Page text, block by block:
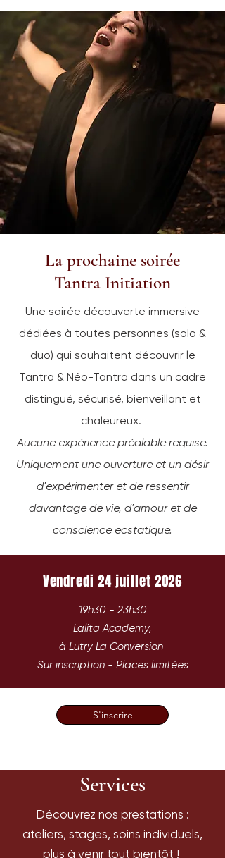
La prochaine soirée
Tantra Initiation
Une soirée découverte immersive
dédiées à toutes personnes (solo &
duo) qui souhaitent découvrir le
Tantra & Néo-Tantra dans un cadre
distingué, sécurisé, bienveillant et
chaleureux.
Aucune expérience préalable requise.
Uniquement une ouverture et un désir
d'expérimenter et de ressentir
davantage de vie, d'amour et de
conscience ecstatique.
Vendredi 24 juillet 2026
19h30 - 23h30
Lalita Academy,
à Lutry La Conversion
Sur inscription - Places limitées
S'inscrire
Services
Découvrez nos prestations :
ateliers, stages, soins individuels,
plus à venir tout bientôt !